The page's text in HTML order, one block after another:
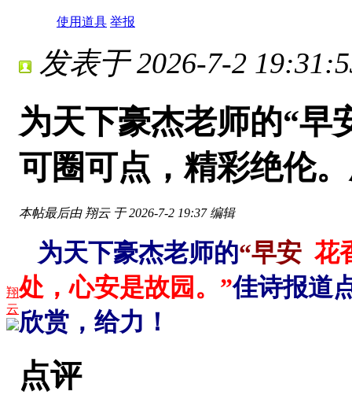
使用道具 举报
翔
云
发表于 2026-7-2
为天下豪杰老师的“早
可圈可点，精彩绝伦
本帖最后由 翔云 于 2026-7-2 19:37 编辑
为天下豪杰老师的“早安 花
处，心安是故园。”佳诗报道
欣赏，给力！
点评